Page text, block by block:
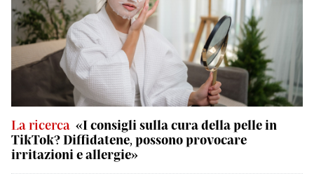
La ricerca «I consigli sulla cura della pelle in
TikTok? Diffidatene, possono provocare
irritazioni e allergie»